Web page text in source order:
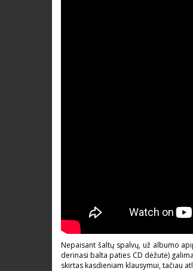
Nepaisant šaltų spalvų, už albumo
derinasi balta paties CD dėžutė)
skirtas kasdieniam klausymui, tačiau